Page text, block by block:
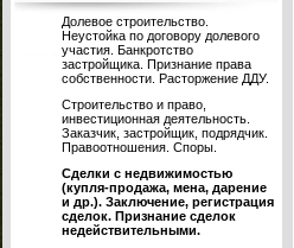
Долевое строительство.
Неустойка по договору долевого
участия. Банкротство
застройщика. Признание права
собственности. Расторжение ДДУ.
Строительство и право,
инвестиционная деятельность.
Заказчик, застройщик, подрядчик.
Правоотношения. Споры.
Сделки с недвижимостью
(купля-продажа, мена, дарение
и др.). Заключение, регистрация
сделок. Признание сделок
недействительными.